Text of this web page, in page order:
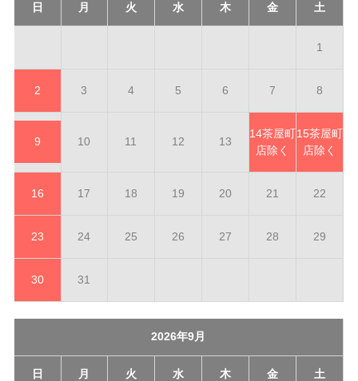
日 月 火 水 木 金 土
1
2 3 4 5 6 7 8
9 10 11 12 13
14茶屋町
店除く
15茶屋町
店除く
16 17 18 19 20 21 22
23 24 25 26 27 28 29
30 31
2026年9月
日 月 火 水 木 金 土